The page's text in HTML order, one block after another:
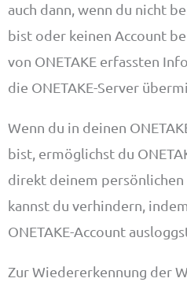
auch dann, wenn du nicht
bist oder keinen Account
von ONETAKE erfassten
die ONETAKE-Server
Wenn du in deinen
bist, ermöglichst du
direkt deinem
kannst du verhindern,
ONETAKE-Account
Zur Wiedererkennung der